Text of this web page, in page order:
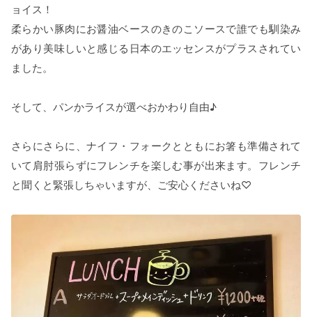
ョイス！
柔らかい豚肉にお醤油ベースのきのこソースで誰でも馴染み
があり美味しいと感じる日本のエッセンスがプラスされてい
ました。
そして、パンかライスが選べおかわり自由♪
さらにさらに、ナイフ・フォークとともにお箸も準備されて
いて肩肘張らずにフレンチを楽しむ事が出来ます。フレンチ
と聞くと緊張しちゃいますが、ご安心くださいね♡